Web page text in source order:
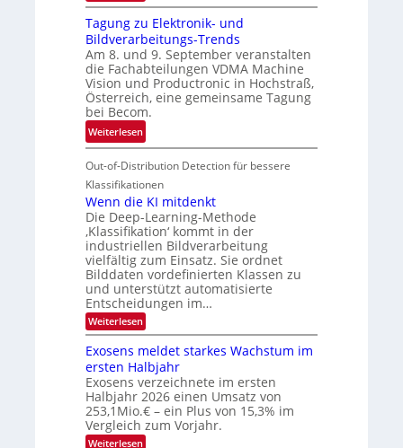
g
l
i
c
h
k
e
t
e
d
e
r
i
n
V
I
S
I
O
N
T
e
c
h
T
a
l
k
s
G
u
i
d
e
d
T
o
u
r
a
u
d
e
r
V
I
S
I
O
N
2
0
Tagung zu Elektronik- und
Bildverarbeitungs-Trends
Am 8. und 9. September veranstalten
die Fachabteilungen VDMA Machine
Vision und Productronic in Hochstraß,
Österreich, eine gemeinsame Tagung
bei Becom.
Weiterlesen:
T
a
g
u
n
g
z
u
E
l
e
k
t
r
o
n
k
Out-of-Distribution Detection für bessere
Klassifikationen
Wenn die KI mitdenkt
Die Deep-Learning-Methode
‚Klassifikation‘ kommt in der
industriellen Bildverarbeitung
vielfältig zum Einsatz. Sie ordnet
Bilddaten vordefinierten Klassen zu
und unterstützt automatisierte
Entscheidungen im…
Weiterlesen:
W
n
n
d
i
e
K
I
Exosens meldet starkes Wachstum im
ersten Halbjahr
Exosens verzeichnete im ersten
Halbjahr 2026 einen Umsatz von
253,1Mio.€ – ein Plus von 15,3% im
Vergleich zum Vorjahr.
Weiterlesen: